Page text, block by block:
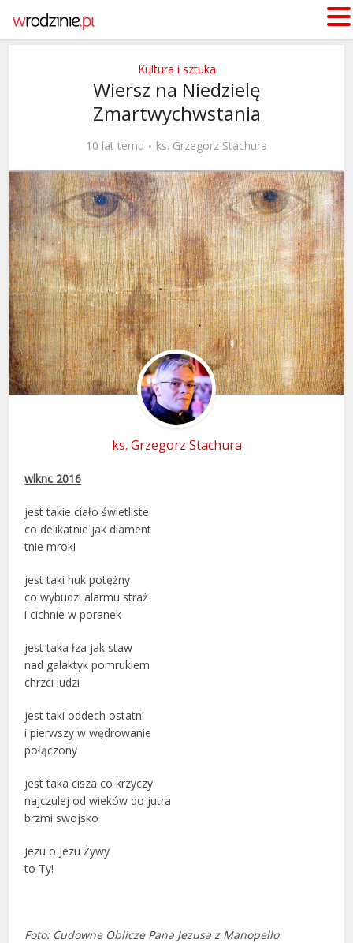
Kultura i sztuka
Wiersz na Niedzielę
Zmartwychwstania
10 lat temu ks. Grzegorz Stachura
ks. Grzegorz Stachura
wlknc 2016
jest takie ciało świetliste
co delikatnie jak diament
tnie mroki
jest taki huk potężny
co wybudzi alarmu straż
i cichnie w poranek
jest taka łza jak staw
nad galaktyk pomrukiem
chrzci ludzi
jest taki oddech ostatni
i pierwszy w wędrowanie
połączony
jest taka cisza co krzyczy
najczulej od wieków do jutra
brzmi swojsko
Jezu o Jezu Żywy
to Ty!
Foto: Cudowne Oblicze Pana Jezusa z Manopello